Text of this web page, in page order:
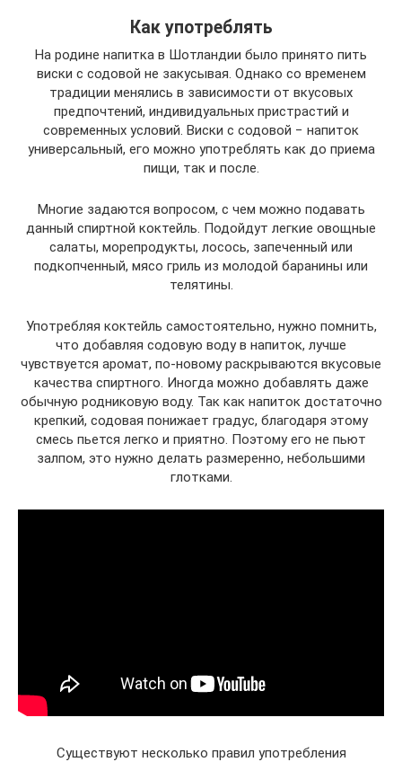
Как употреблять
На родине напитка в Шотландии было принято пить
виски с содовой не закусывая. Однако со временем
традиции менялись в зависимости от вкусовых
предпочтений, индивидуальных пристрастий и
современных условий. Виски с содовой − напиток
универсальный, его можно употреблять как до приема
пищи, так и после.
Многие задаются вопросом, с чем можно подавать
данный спиртной коктейль. Подойдут легкие овощные
салаты, морепродукты, лосось, запеченный или
подкопченный, мясо гриль из молодой баранины или
телятины.
Употребляя коктейль самостоятельно, нужно помнить,
что добавляя содовую воду в напиток, лучше
чувствуется аромат, по-новому раскрываются вкусовые
качества спиртного. Иногда можно добавлять даже
обычную родниковую воду. Так как напиток достаточно
крепкий, содовая понижает градус, благодаря этому
смесь пьется легко и приятно. Поэтому его не пьют
залпом, это нужно делать размеренно, небольшими
глотками.
Существуют несколько правил употребления